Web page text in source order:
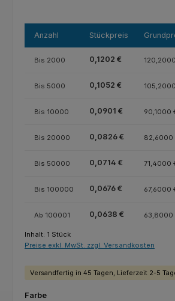
Anzahl Stückpreis
Bis 2000 0,1202 €
Bis 5000 0,1052 €
Bis 10000 0,0901 € 90,1000
Bis 20000 0,0826 € 82,6000
Bis 50000 0,0714 € 71,4000
Bis 100000 0,0676 € 67,6000
Ab 100001 0,0638 € 63,8000
Inhalt: 1 Stück
Preise exkl. MwSt. zzgl. Versandkosten
Versandfertig in 45 Tagen, Lieferzeit 2-5
Farbeauswählen